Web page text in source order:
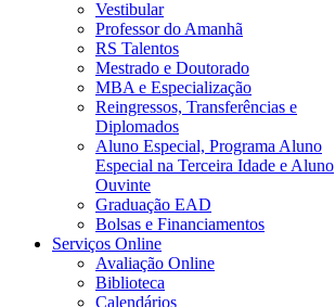
Vestibular
Professor do Amanhã
RS Talentos
Mestrado e Doutorado
MBA e Especialização
Reingressos, Transferências e
Diplomados
Aluno Especial, Programa Aluno
Especial na Terceira Idade e Aluno
Ouvinte
Graduação EAD
Bolsas e Financiamentos
Serviços Online
Avaliação Online
Biblioteca
Calendários